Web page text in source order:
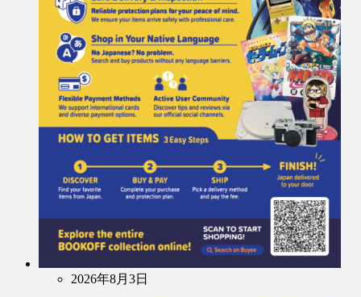
2026年8月3日